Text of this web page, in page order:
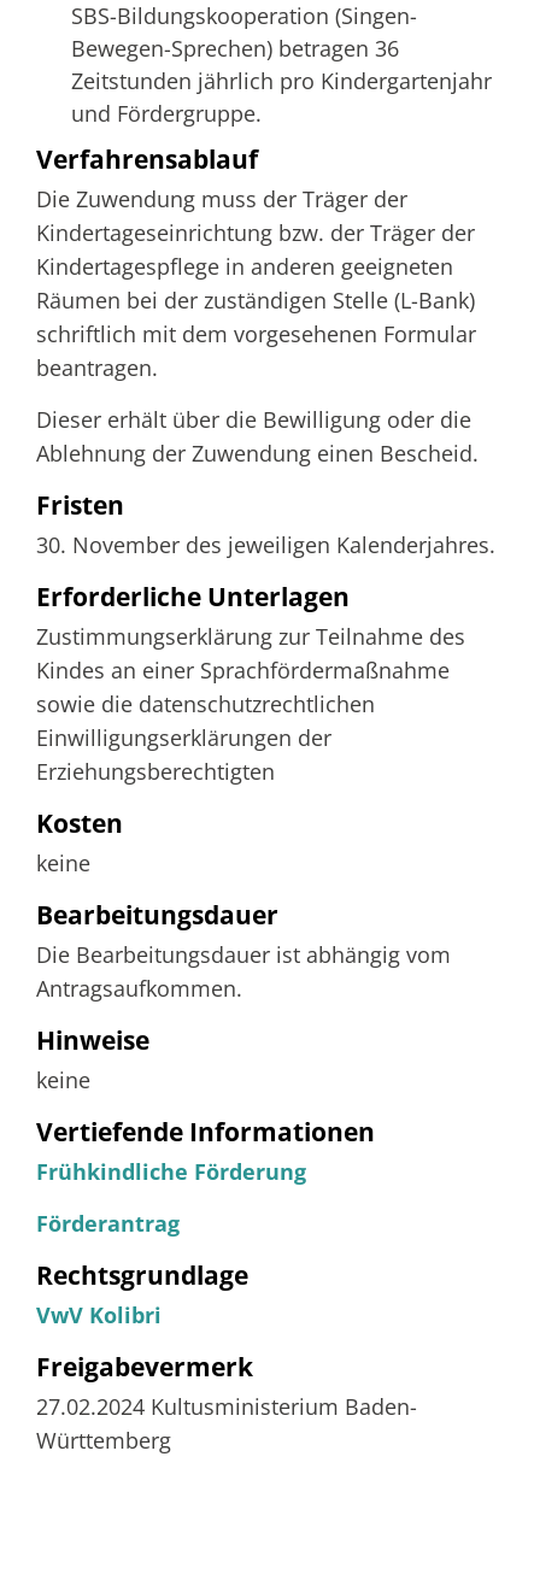
SBS-Bildungskooperation (Singen-
Bewegen-Sprechen) betragen 36
Zeitstunden jährlich pro Kindergartenjahr
und Fördergruppe.
Verfahrensablauf
Die Zuwendung muss der Träger der
Kindertageseinrichtung bzw. der Träger der
Kindertagespflege in anderen geeigneten
Räumen bei der zuständigen Stelle (L-Bank)
schriftlich mit dem vorgesehenen Formular
beantragen.
Dieser erhält über die Bewilligung oder die
Ablehnung der Zuwendung einen Bescheid.
Fristen
30. November des jeweiligen Kalenderjahres.
Erforderliche Unterlagen
Zustimmungserklärung zur Teilnahme des
Kindes an einer Sprachfördermaßnahme
sowie die datenschutzrechtlichen
Einwilligungserklärungen der
Erziehungsberechtigten
Kosten
keine
Bearbeitungsdauer
Die Bearbeitungsdauer ist abhängig vom
Antragsaufkommen.
Hinweise
keine
Vertiefende Informationen
Frühkindliche Förderung
Förderantrag
Rechtsgrundlage
VwV Kolibri
Freigabevermerk
27.02.2024 Kultusministerium Baden-
Württemberg